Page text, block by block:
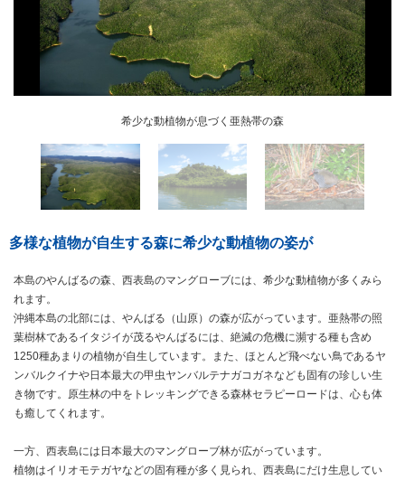
希少な動植物が息づく亜熱帯の森
マングローブ林が広がる西表島
やんばるの森では貴重なヤンバルクイナを見られることも
多様な植物が自生する森に希少な動植物の姿が
本島のやんばるの森、西表島のマングローブには、希少な動植物が多くみら
れます。
沖縄本島の北部には、やんばる（山原）の森が広がっています。亜熱帯の照
葉樹林であるイタジイが茂るやんばるには、絶滅の危機に瀕する種も含め
1250種あまりの植物が自生しています。また、ほとんど飛べない鳥であるヤ
ンバルクイナや日本最大の甲虫ヤンバルテナガコガネなども固有の珍しい生
き物です。原生林の中をトレッキングできる森林セラピーロードは、心も体
も癒してくれます。
一方、西表島には日本最大のマングローブ林が広がっています。
植物はイリオモテガヤなどの固有種が多く見られ、西表島にだけ生息してい